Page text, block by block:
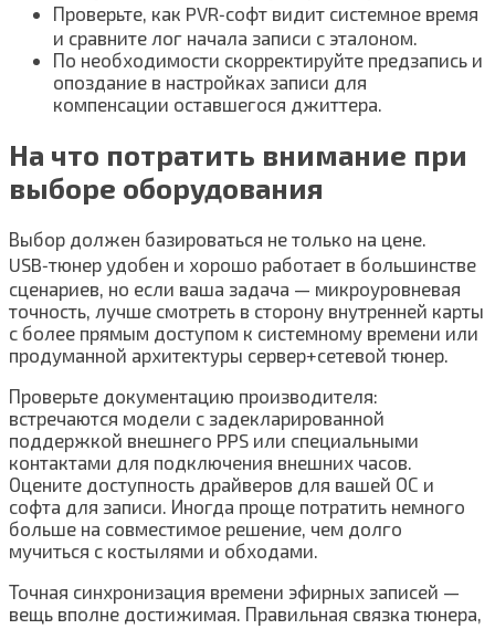
Проверьте, как PVR‑софт видит системное время
и сравните лог начала записи с эталоном.
По необходимости скорректируйте предзапись и
опоздание в настройках записи для
компенсации оставшегося джиттера.
На что потратить внимание при
выборе оборудования
Выбор должен базироваться не только на цене.
USB‑тюнер удобен и хорошо работает в большинстве
сценариев, но если ваша задача — микроуровневая
точность, лучше смотреть в сторону внутренней карты
с более прямым доступом к системному времени или
продуманной архитектуры сервер+сетевой тюнер.
Проверьте документацию производителя:
встречаются модели с задекларированной
поддержкой внешнего PPS или специальными
контактами для подключения внешних часов.
Оцените доступность драйверов для вашей ОС и
софта для записи. Иногда проще потратить немного
больше на совместимое решение, чем долго
мучиться с костылями и обходами.
Точная синхронизация времени эфирных записей —
вещь вполне достижимая. Правильная связка тюнера,